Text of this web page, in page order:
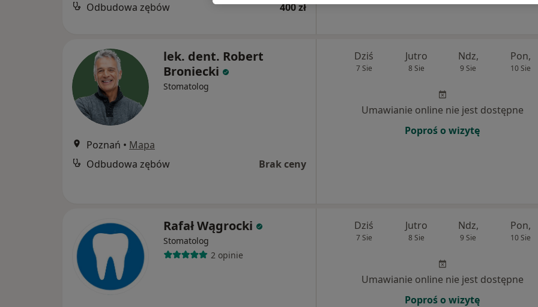
Odbudowa zębów 400 zł
lek. dent. Robert
Broniecki
Stomatolog
Poznań • Mapa
Odbudowa zębów
Brak ceny
Dziś
7 Sie
Jutro
8 Sie
Ndz,
9 Sie
Pon,
10 Sie
Umawianie online nie jest dostępne
Poproś o wizytę
Rafał Wągrocki
Stomatolog
2 opinie
Dziś
7 Sie
Jutro
8 Sie
Ndz,
9 Sie
Pon,
10 Sie
Umawianie online nie jest dostępne
Poproś o wizytę